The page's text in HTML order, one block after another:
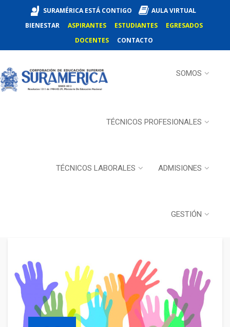
SURAMÉRICA ESTÁ CONTIGO
AULA VIRTUAL
BIENESTAR
ASPIRANTES ESTUDIANTES
EGRESADOS
DOCENTES
CONTACTO
SOMOS
TÉCNICOS PROFESIONALES
TÉCNICOS LABORALES ADMISIONES
GESTIÓN